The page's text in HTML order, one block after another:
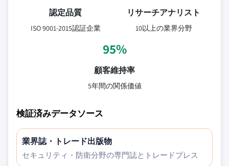
認定品質
ISO 9001-2015認証企業
リサーチアナリスト
10以上の業界分野
95%
顧客維持率
5年間の関係価値
検証済みデータソース
業界誌・トレード出版物
セキュリティ・防衛分野の専門誌とトレードプレス